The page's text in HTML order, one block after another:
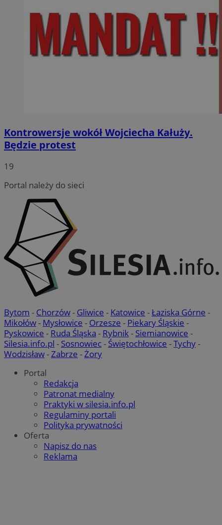
Kontrowersje wokół Wojciecha Kałuży.
Będzie protest
19
Portal należy do sieci
Bytom - Chorzów- Gliwice - Katowice -Łaziska Górne -
Mikołów- Mysłowice - Orzesze - Piekary Śląskie -
Pyskowice - Ruda Śląska - Rybnik- Siemianowice -
Silesia.info.pl - Sosnowiec- Świętochłowice -Tychy-
Wodzisław-Zabrze -Żory
Portal
Redakcja
Patronat medialny
Praktyki w silesia.info.pl
Regulaminy portali
Polityka prywatności
Oferta
Napisz do nas
Reklama